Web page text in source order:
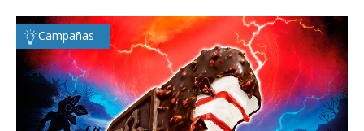
Campañas